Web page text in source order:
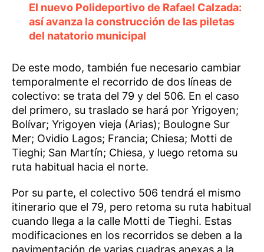
El nuevo Polideportivo de Rafael Calzada:
así avanza la construcción de las piletas
del natatorio municipal
De este modo, también fue necesario cambiar
temporalmente el recorrido de dos líneas de
colectivo: se trata del 79 y del 506. En el caso
del primero, su traslado se hará por Yrigoyen;
Bolívar; Yrigoyen vieja (Arias); Boulogne Sur
Mer; Ovidio Lagos; Francia; Chiesa; Motti de
Tieghi; San Martín; Chiesa, y luego retoma su
ruta habitual hacia el norte.
Por su parte, el colectivo 506 tendrá el mismo
itinerario que el 79, pero retoma su ruta habitual
cuando llega a la calle Motti de Tieghi. Estas
modificaciones en los recorridos se deben a la
pavimentación de varias cuadras anexas a la